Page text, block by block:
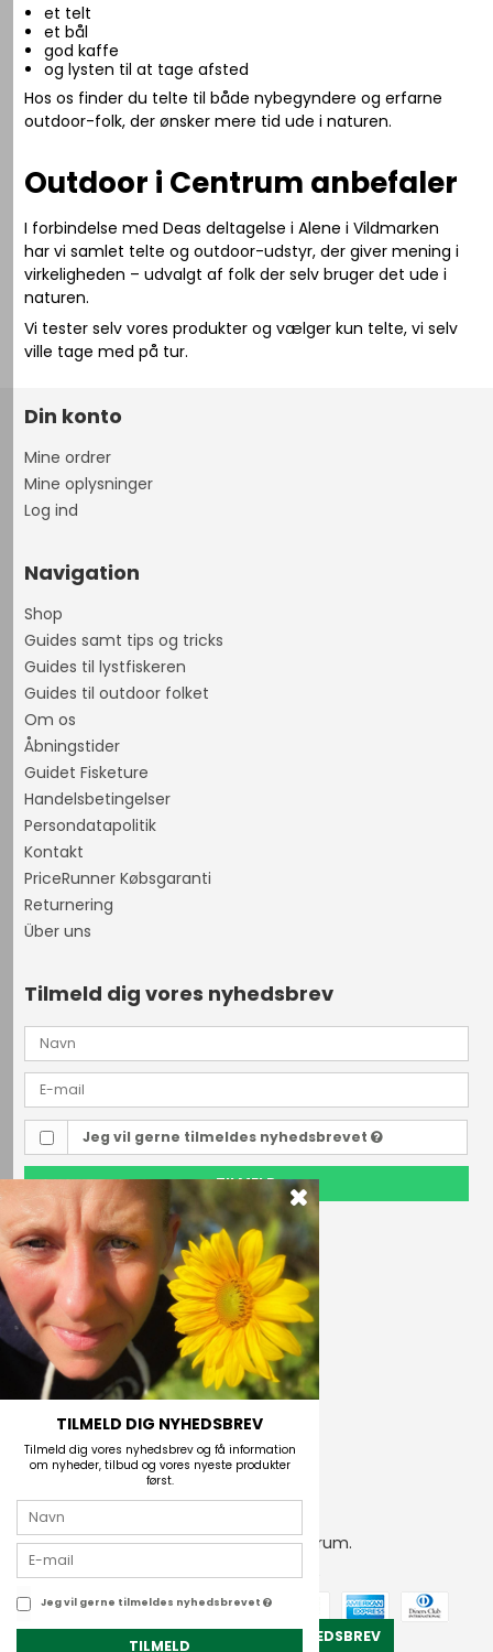
et telt
et bål
god kaffe
og lysten til at tage afsted
Hos os finder du telte til både nybegyndere og erfarne
outdoor-folk, der ønsker mere tid ude i naturen.
Outdoor i Centrum anbefaler
I forbindelse med Deas deltagelse iAlene i Vildmarken
har vi samlet telte og outdoor-udstyr, der giver mening i
virkeligheden – udvalgt af folk der selv bruger det ude i
naturen.
Vi tester selv vores produkter og vælger kun telte, vi selv
ville tage med på tur.
Din konto
Mine ordrer
Mine oplysninger
Log ind
Navigation
Shop
Guides samt tips og tricks
Guides til lystfiskeren
Guides til outdoor folket
Om os
Åbningstider
Guidet Fisketure
Handelsbetingelser
Persondatapolitik
Kontakt
PriceRunner Købsgaranti
Returnering
Über uns
Tilmeld dig vores nyhedsbrev
Jeg vil gerne tilmeldes nyhedsbrevet
TILMELD
Outdoor i Centrum
Perlegade 44
6400 Sønderborg, Danmark
Telefonnr.
(+45) 74 43 53 55
E-mail
2026 © Outdoor i Centrum.
TILMELD DIG NYHEDSBREV
Tilmeld dig vores nyhedsbrev og få information
om nyheder, tilbud og vores nyeste produkter
først.
Jeg vil gerne tilmeldes nyhedsbrevet
TILMELD
TILMELD NYHEDSBREV